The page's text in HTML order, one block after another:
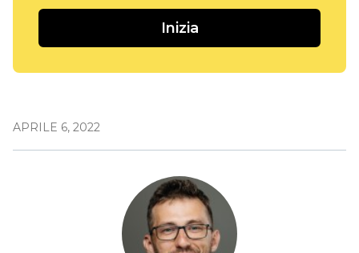
Inizia
APRILE 6, 2022